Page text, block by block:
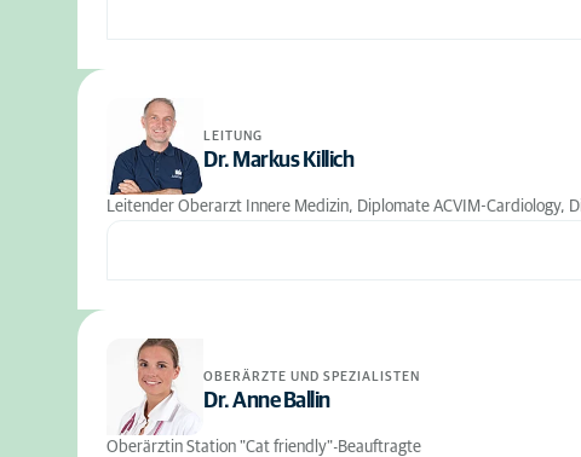
LEITUNG
Dr. Markus Killich
Leitender Oberarzt Innere Medizin, Diplomate ACVIM-Cardiology,
OBERÄRZTE UND SPEZIALISTEN
Dr. Anne Ballin
Oberärztin Station "Cat friendly"-Beauftragte